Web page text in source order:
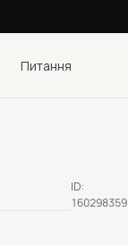
Питання
ID:
160298359